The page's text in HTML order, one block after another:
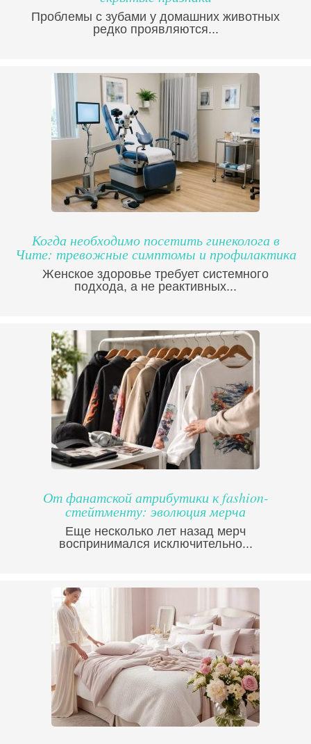
Проблемы с зубами у домашних животных
редко проявляются...
Когда необходимо посетить гинеколога в
Чите: тревожные симптомы и профилактика
Женское здоровье требует системного
подхода, а не реактивных...
От фанатской атрибутики к fashion-
стейтменту: эволюция мерча
Еще несколько лет назад мерч
воспринимался исключительно...